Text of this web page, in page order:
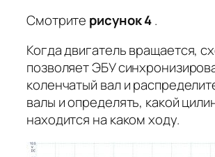
Смотрите рисунок 4.
Когда двигатель вращается,
позволяет ЭБУ
коленчатый вал и
валы и определять, какой
находится на каком ходу.